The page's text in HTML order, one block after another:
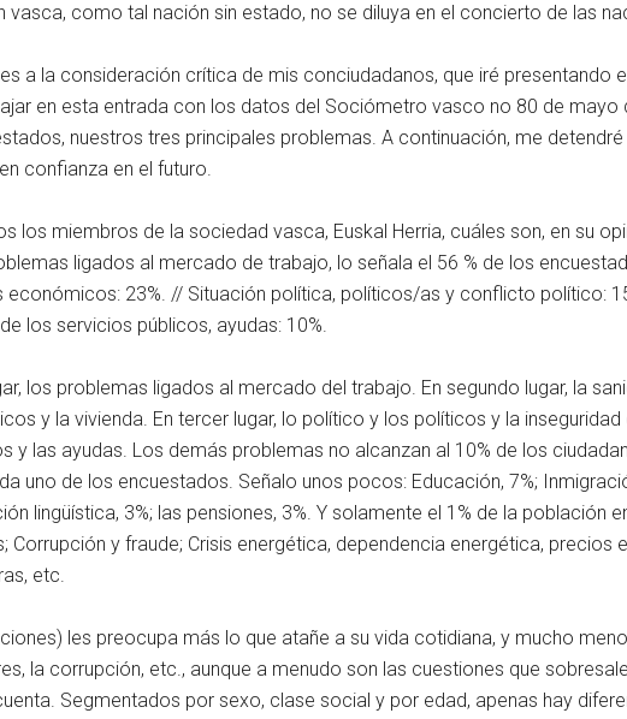
como tal nación sin estado, no se diluya en el concierto de las
a la consideración crítica de mis conciudadanos, que iré presentando
en esta entrada con los datos del Sociómetro vasco no 80 de mayo
nuestros tres principales problemas. A continuación, me
confianza en el futuro.
los miembros de la sociedad vasca, Euskal Herria, cuáles son, en su
ligados al mercado de trabajo, lo señala el 56 % de los
económicos: 23%. // Situación política, políticos/as y conflicto político:
los servicios públicos, ayudas: 10%.
los problemas ligados al mercado del trabajo. En segundo lugar, la
y la vivienda. En tercer lugar, lo político y los políticos y la
y las ayudas. Los demás problemas no alcanzan al 10% de los
uno de los encuestados. Señalo unos pocos: Educación, 7%;
lingüística, 3%; las pensiones, 3%. Y solamente el 1% de la población
y fraude; Crisis energética, dependencia energética, precios
etc.
les preocupa más lo que atañe a su vida cotidiana, y mucho
la corrupción, etc., aunque a menudo son las cuestiones que
Segmentados por sexo, clase social y por edad, apenas hay